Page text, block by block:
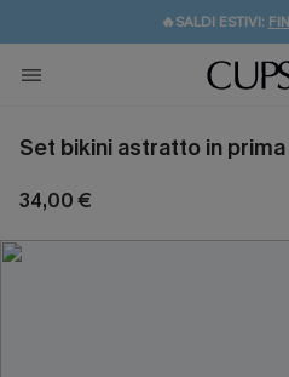
🔥SALDI ESTIVI:
🚚SPEDIZIONE
💌REGALO PER I
Set bikini astratto in
34,00 €